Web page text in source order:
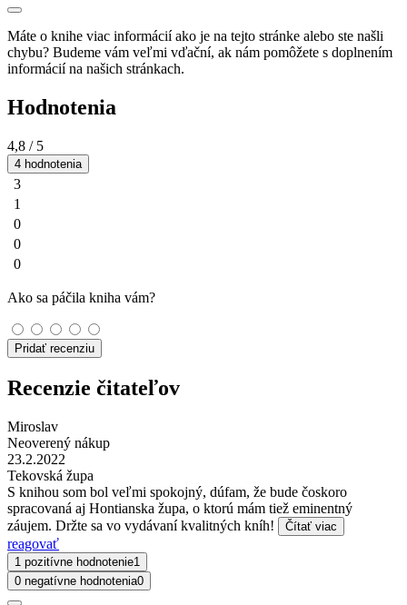
Máte o knihe viac informácií ako je na tejto stránke alebo ste našli
chybu? Budeme vám veľmi vďační, ak nám pomôžete s doplnením
informácií na našich stránkach.
Hodnotenia
4,8 / 5
4 hodnotenia
3
1
0
0
0
Ako sa páčila kniha vám?
Pridať recenziu
Recenzie čitateľov
Miroslav
Neoverený nákup
23.2.2022
Tekovská župa
S knihou som bol veľmi spokojný, dúfam, že bude čoskoro
spracovaná aj Hontianska župa, o ktorú mám tiež eminentný
záujem. Držte sa vo vydávaní kvalitných kníh!
Čítať viac
reagovať
1 pozitívne hodnotenie1
0 negatívne hodnotenia0